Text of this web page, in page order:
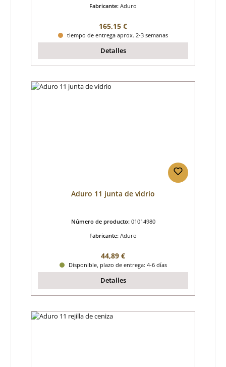
Fabricante: Aduro
Precio normal:
165,15 €
tiempo de entrega aprox. 2-3 semanas
Detalles
Aduro 11 junta de vidrio
Número de producto: 01014980
Fabricante: Aduro
Precio normal:
44,89 €
Disponible, plazo de entrega: 4-6 días
Detalles